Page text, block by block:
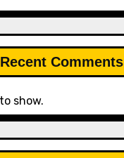
Recent Comments
show.